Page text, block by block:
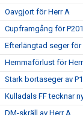
Oavgjort för Herr A
Cupframgång för
Efterlängtad seger för
Hemmaförlust för
Stark bortaseger av
Kulladals FF tecknar
DM-skräll av Herr A